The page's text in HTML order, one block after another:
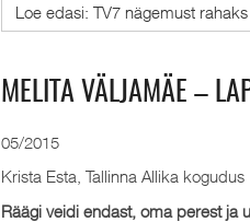
Loe edasi: TV7 nägemust
MELITA VÄLJAMÄE –
05/2015
Krista Esta, Tallinna Allika kogudus
Räägi veidi endast, oma perest ja